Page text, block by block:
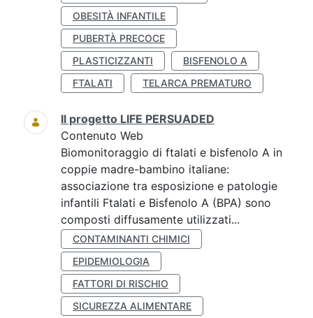
OBESITÀ INFANTILE
PUBERTÀ PRECOCE
PLASTICIZZANTI
BISFENOLO A
FTALATI
TELARCA PREMATURO
Il progetto LIFE PERSUADED
Contenuto Web
Biomonitoraggio di ftalati e bisfenolo A in
coppie madre-bambino italiane:
associazione tra esposizione e patologie
infantili Ftalati e Bisfenolo A (BPA) sono
composti diffusamente utilizzati...
CONTAMINANTI CHIMICI
EPIDEMIOLOGIA
FATTORI DI RISCHIO
SICUREZZA ALIMENTARE